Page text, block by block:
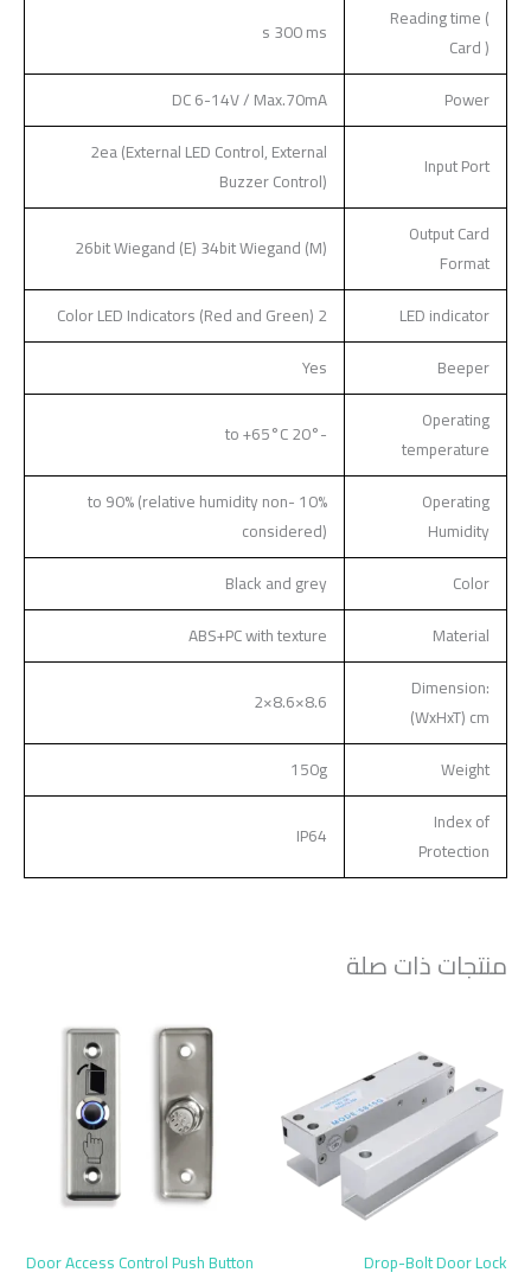
Reading time (
Card )
s 300 ms
Power
DC 6-14V / Max.70mA
Input Port
2ea (External LED Control, External
Buzzer Control)
Output Card
Format
26bit Wiegand (E) 34bit Wiegand (M)
LED indicator
2 Color LED Indicators (Red and Green)
Beeper
Yes
Operating
temperature
-20° to +65°C
Operating
Humidity
10% to 90% (relative humidity non-
considered)
Color
Black and grey
Material
ABS+PC with texture
Dimension:
(WxHxT) cm
8.6×8.6×2
Weight
150g
Index of
Protection
IP64
منتجات ذات صلة
Drop-Bolt Door Lock
Door Access Control Push Button